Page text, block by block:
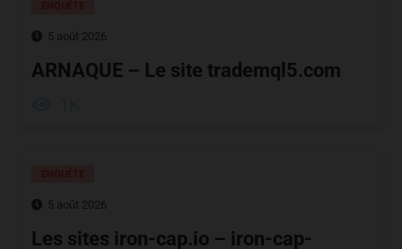
5 août 2026
ARNAQUE – Le site trademql5.com
5 août 2026
Les sites iron-cap.io – iron-cap-